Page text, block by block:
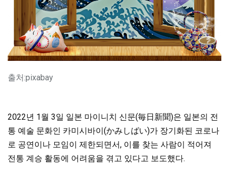
출처:pixabay
2022년 1월 3일 일본 마이니치 신문(毎日新聞)은 일본의 전
통 예술 문화인 카미시바이(かみしばい)가 장기화된 코로나
로 공연이나 모임이 제한되면서, 이를 찾는 사람이 적어져
전통 계승 활동에 어려움을 겪고 있다고 보도했다.